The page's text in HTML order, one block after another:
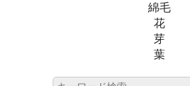
綿毛
花
芽
葉